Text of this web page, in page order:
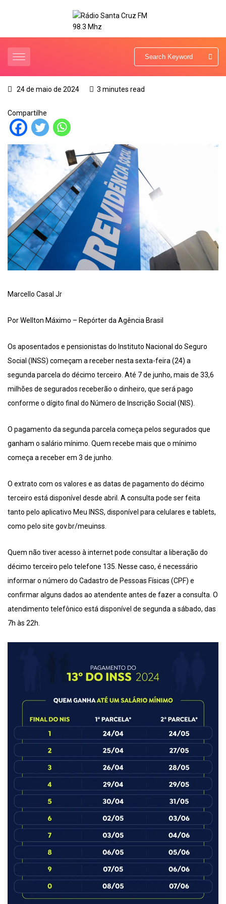
24 de maio de 2024 3 minutes read
Compartilhe
Marcello Casal Jr
Por Wellton Máximo – Repórter da Agência Brasil
Os aposentados e pensionistas do Instituto Nacional do Seguro
Social (INSS) começam a receber nesta sexta-feira (24) a
segunda parcela do décimo terceiro. Até 7 de junho, mais de 33,6
milhões de segurados receberão o dinheiro, que será pago
conforme o dígito final do Número de Inscrição Social (NIS).
O pagamento da segunda parcela começa pelos segurados que
ganham o salário mínimo. Quem recebe mais que o mínimo
começa a receber em 3 de junho.
O extrato com os valores e as datas de pagamento do décimo
terceiro está disponível desde abril. A consulta pode ser feita
tanto pelo aplicativo Meu INSS, disponível para celulares e tablets,
como pelo site gov.br/meuinss.
Quem não tiver acesso à internet pode consultar a liberação do
décimo terceiro pelo telefone 135. Nesse caso, é necessário
informar o número do Cadastro de Pessoas Físicas (CPF) e
confirmar alguns dados ao atendente antes de fazer a consulta. O
atendimento telefônico está disponível de segunda a sábado, das
7h às 22h.